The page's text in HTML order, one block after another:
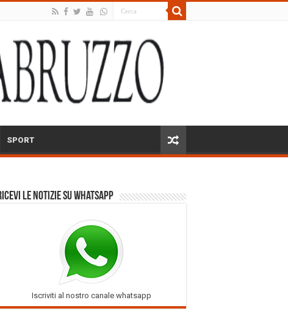
SPORT
le notizie su Whatsapp
Iscriviti al nostro canale whatsapp